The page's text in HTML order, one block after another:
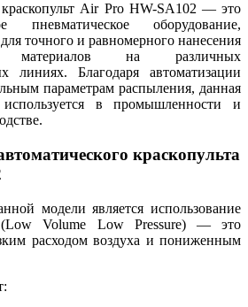
Air Pro HW-SA102 — это
пневматическое оборудование,
точного и равномерного нанесения
материалов на различных
линиях. Благодаря автоматизации
параметрам распыления, данная
в промышленности и
краскопульта
модели является использование
Volume Low Pressure) — это
расходом воздуха и пониженным